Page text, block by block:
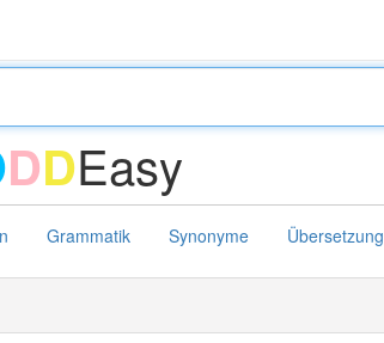
DDEasy
Grammatik Synonyme Übersetzung